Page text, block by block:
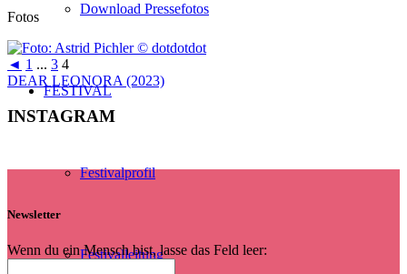
Download Pressefotos
FESTIVAL
Festivalprofil
Festivalleitung
Fotos
◄ 1 ... 3 4
DEAR LEONORA (2023)
INSTAGRAM
Newsletter
Wenn du ein Mensch bist, lasse das Feld leer: